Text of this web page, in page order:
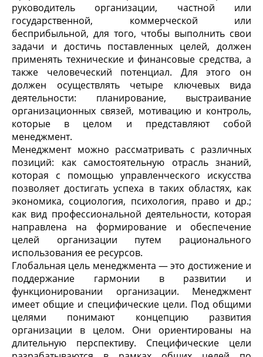
руководитель организации, частной или
государственной, коммерческой или
бесприбыльной, для того, чтобы выполнить свои
задачи и достичь поставленных целей, должен
применять технические и финансовые средства, а
также человеческий потенциал. Для этого он
должен осуществлять четыре ключевых вида
деятельности: планирование, выстраивание
организационных связей, мотивацию и контроль,
которые в целом и представляют собой
менеджмент.
Менеджмент можно рассматривать с различных
позиций: как самостоятельную отрасль знаний,
которая с помощью управленческого искусства
позволяет достигать успеха в таких областях, как
экономика, социология, психология, право и др.;
как вид профессиональной деятельности, которая
направлена на формирование и обеспечение
целей организации путем рационального
использования ее ресурсов.
Глобальная цель менеджмента — это достижение и
поддержание гармонии в развитии и
функционировании организации. Менеджмент
имеет общие и специфические цели. Под общими
целями понимают концепцию развития
организации в целом. Они ориентированы на
длительную перспективу. Специфические цели